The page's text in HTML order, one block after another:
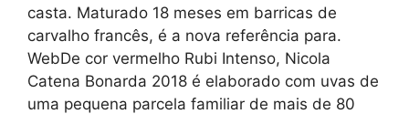
casta. Maturado 18 meses em barricas de
carvalho francês, é a nova referência para.
WebDe cor vermelho Rubi Intenso, Nicola
Catena Bonarda 2018 é elaborado com uvas de
uma pequena parcela familiar de mais de 80